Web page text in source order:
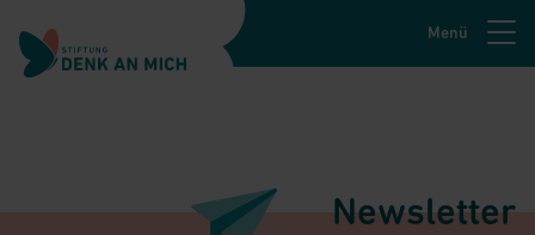
Zur Navigation springen
Zur Fusszeile springen
Menü
Newsletter